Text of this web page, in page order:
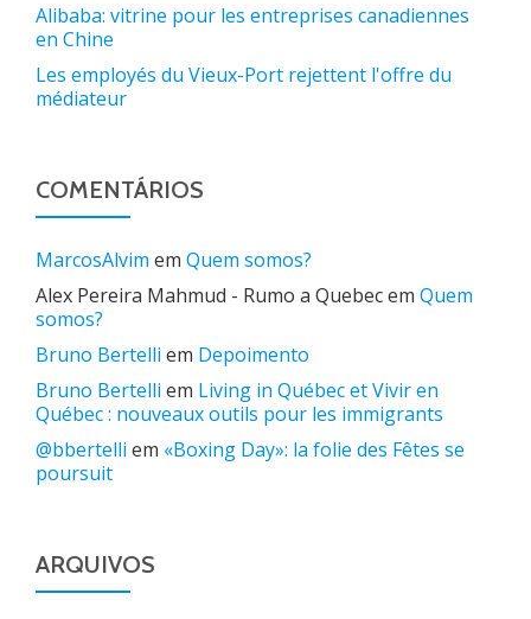
Alibaba: vitrine pour les entreprises canadiennes
en Chine
Les employés du Vieux-Port rejettent l'offre du
médiateur
COMENTÁRIOS
MarcosAlvim em Quem somos?
Alex Pereira Mahmud - Rumo a Quebecem Quem
somos?
Bruno Bertelli em Depoimento
Bruno Bertelli em Living in Québec et Vivir en
Québec : nouveaux outils pour les immigrants
@bbertelli em «Boxing Day»: la folie des Fêtes se
poursuit
ARQUIVOS